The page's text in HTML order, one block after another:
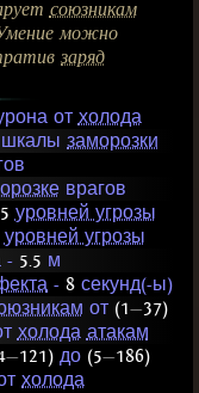
союзникам
можно
заряд
от холода
шкалы заморозки
врагов
5 уровней угрозы
уровней угрозы
- 5.5 м
- 8 секунд(-ы)
от (1—37)
холода атакам
—121) до (5—186)
холода